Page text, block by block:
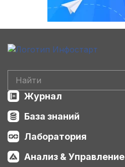
Журнал
База знаний
Лаборатория
Анализ & Управление